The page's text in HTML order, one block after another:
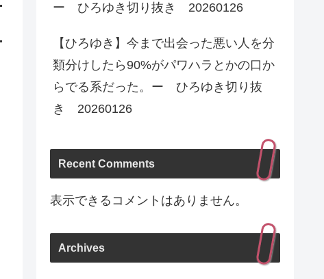
ー ひろゆき切り抜き 20260126
【ひろゆき】今まで出会った悪い人を分
類分けしたら90%がパワハラとかの口か
らでる系だった。ー ひろゆき切り抜
き 20260126
Recent Comments
表示できるコメントはありません。
Archives